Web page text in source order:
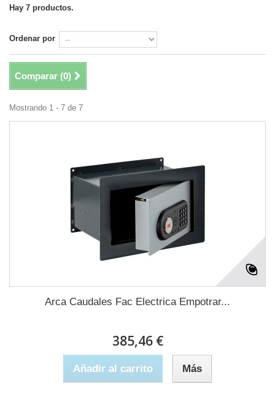
Hay 7 productos.
Ordenar por
Comparar (0)
Mostrando 1 - 7 de 7
Arca Caudales Fac Electrica Empotrar...
385,46 €
Añadir al carrito Más